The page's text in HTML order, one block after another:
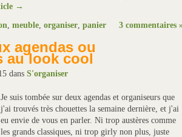
→
, meuble, organiser, panier 3 commentaires
agendas ou
au look cool
dans S'organiser
Je suis tombée sur deux agendas et organiseurs que
j'ai trouvés très chouettes la semaine dernière, et j'ai
eu envie de vous en parler. Ni trop austères comme
les grands classiques, ni trop girly non plus, juste